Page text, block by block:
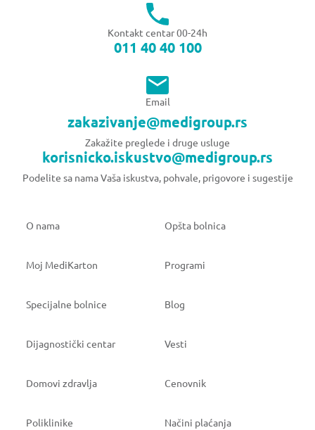
Kontakt centar 00-24h
011 40 40 100
Email
zakazivanje@medigroup.rs
Zakažite preglede i druge usluge
korisnicko.iskustvo@medigroup.rs
Podelite sa nama Vaša iskustva, pohvale, prigovore i sugestije
O nama Opšta bolnica
Moj MediKarton Programi
Specijalne bolnice Blog
Dijagnostički centar Vesti
Domovi zdravlja Cenovnik
Poliklinike Načini plaćanja